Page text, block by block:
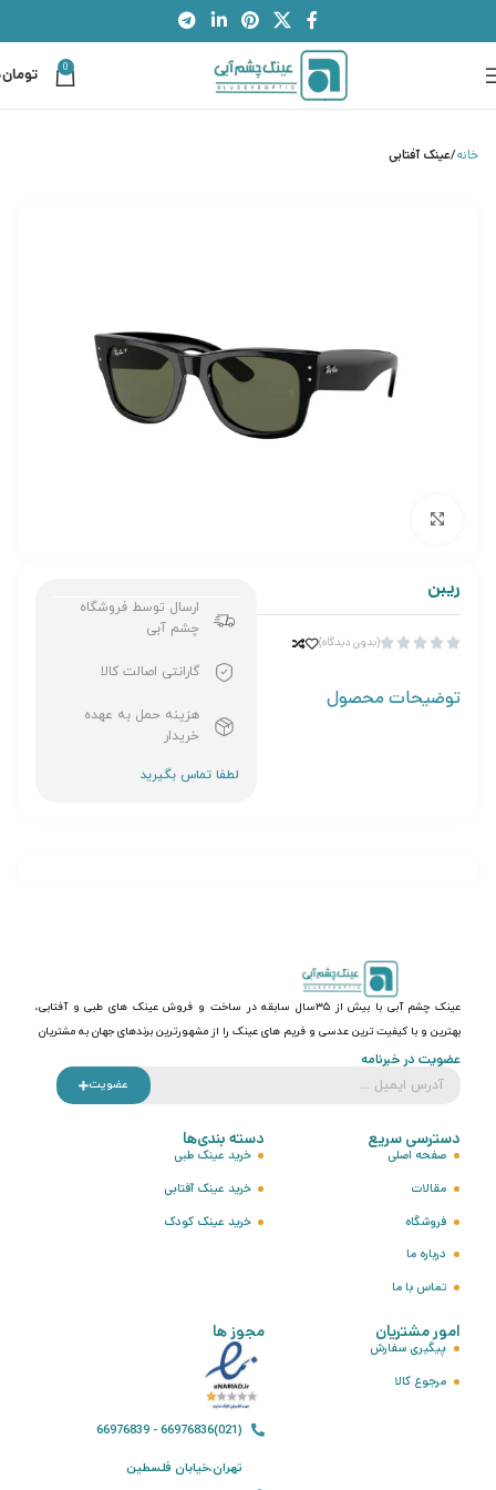
0 تومان
خانه عینک آفتابی
ریبن




(بدون دیدگاه)
توضیحات محصول
ارسال توسط فروشگاه
چشم آبی
گارانتی اصالت کالا
هزینه حمل به عهده
خریدار
عینک چشم آبی با بیش از ۳۵سال سابقه در ساخت و فروش عینک های طبی و آفتابی،
بهترین و با کیفیت ترین عدسی و فریم های عینک را از مشهورترین برندهای جهان به مشتریان
عضویت در خبرنامه
عضویت
دسترسی سریع
صفحه اصلی
مقالات
فروشگاه
درباره ما
تماس با ما
دسته بندی‌ها
خرید عینک طبی
خرید عینک آفتابی
خرید عینک کودک
امور مشتریان
پیگیری سفارش
مرجوع کالا
مجوز ها
(021)66976836 - 66976839
تهران،خیابان فلسطین